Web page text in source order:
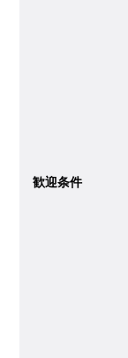
歓迎条件